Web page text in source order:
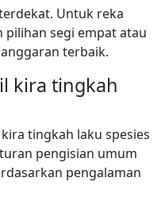
Untuk reka
segi empat atau
terbaik.
kira tingkah
tingkah laku spesies
pengisian umum
pengalaman